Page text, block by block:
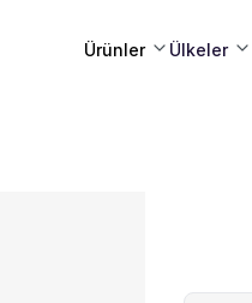
Ürünler Ülkeler